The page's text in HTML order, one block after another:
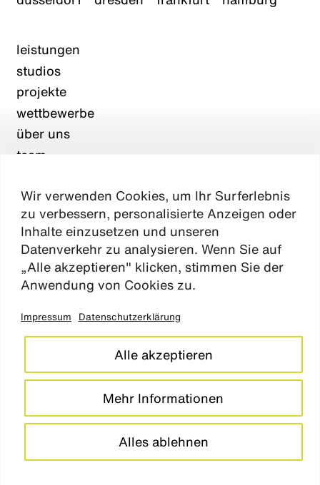
Wir verwenden Cookies, um Ihr Surferlebnis
zu verbessern, personalisierte Anzeigen oder
Inhalte einzusetzen und unseren
Datenverkehr zu analysieren. Wenn Sie auf
„Alle akzeptieren" klicken, stimmen Sie der
Anwendung von Cookies zu.
Impressum Datenschutzerklärung
Mehr Informationen
Alles ablehnen
Alle akzeptieren
leistungen
studios
projekte
wettbewerbe
über uns
team
aktuelles
kontakt
impressum
datenschutz
cookie einstellungen
barrierefreiheitserklärung